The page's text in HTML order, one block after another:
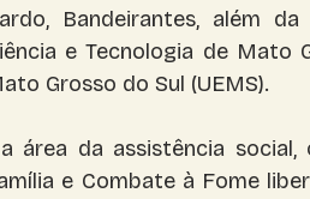
Bandeirantes, além
e Tecnologia de Mato
Grosso do Sul (UEMS).
área da assistência
e Combate à Fome